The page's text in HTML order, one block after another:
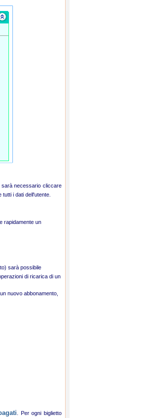
necessario cliccare
i dati dell'utente.
rapidamente un
sarà possibile
di ricarica di un
nuovo abbonamento,
. Per ogni biglietto